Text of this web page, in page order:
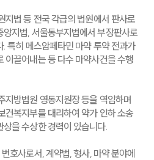
지법 등 전국 각급의 법원에서 판사로
지법, 서울동부지법에서 부장판사로
특히 메스암페타민 마약 투약 전과가
이끌어내는 등 다수 마약사건을 수행
지방법원 영동지원장 등을 역임하며
건복지부를 대리하여 약가 인하 소송
을 수상한 경력이 있습니다.
호사로서, 계약법, 형사, 마약 분야에